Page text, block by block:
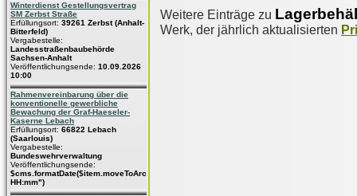
Winterdienst Gestellungsvertrag
SM Zerbst Straße
Erfüllungsort: 39261 Zerbst (Anhalt-
Bitterfeld)
Vergabestelle:
Landesstraßenbaubehörde
Sachsen-Anhalt
Veröffentlichungsende: 10.09.2026
10:00
Rahmenvereinbarung über die
konventionelle gewerbliche
Bewachung der Graf-Haeseler-
Kaserne Lebach
Erfüllungsort: 66822 Lebach
(Saarlouis)
Vergabestelle:
Bundeswehrverwaltung
Veröffentlichungsende:
$cms.formatDate($item.moveToArchive,"dd.MM.yyyy
HH:mm")
Weitere Einträge zu
Werk, der jährlich aktualisierten